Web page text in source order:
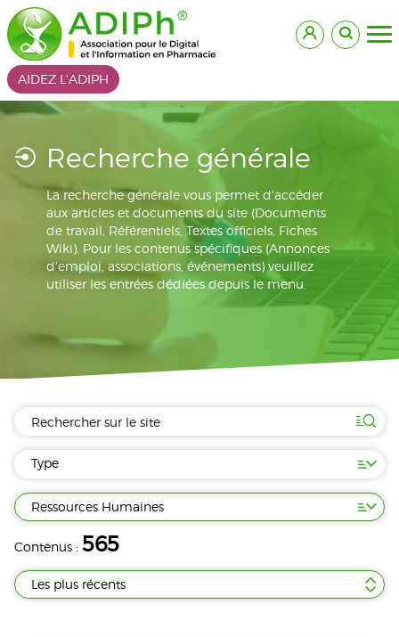
AIDEZ L'ADIPH
Recherche générale
La recherche générale vous permet d'accéder
aux articles et documents du site (Documents
de travail, Référentiels, Textes officiels, Fiches
Wiki). Pour les contenus spécifiques (Annonces
d'emploi, associations, événements) veuillez
utiliser les entrées dédiées depuis le menu.
Type
Ressources Humaines
Contenus : 565
Les plus récents